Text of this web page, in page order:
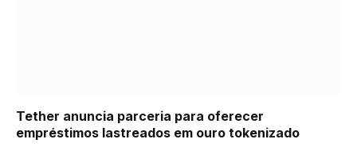
Tether anuncia parceria para oferecer
empréstimos lastreados em ouro tokenizado